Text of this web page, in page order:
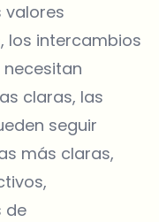
valores
los intercambios
claras, las
seguir
más claras,
de